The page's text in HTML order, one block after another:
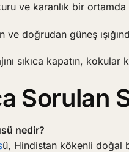
ve karanlık bir
ve doğrudan güneş
sıkıca kapatın, kokular
Sorulan
nedir?
ü, Hindistan kökenli doğal